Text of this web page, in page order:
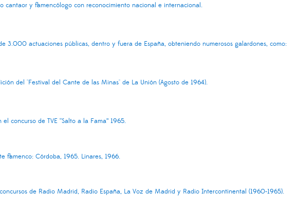
cantaor y flamencólogo con reconocimiento nacional e internacional.
3.000 actuaciones públicas, dentro y fuera de España, obteniendo numerosos galardones, como:
del "Festival del Cante de las Minas" de La Unión (Agosto de 1964).
concurso de TVE “Salto a la Fama” 1965.
flamenco: Córdoba, 1965. Linares, 1966.
de Radio Madrid, Radio España, La Voz de Madrid y Radio Intercontinental (1960-1965).